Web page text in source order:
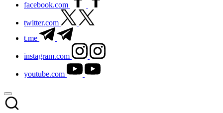
facebook.com
twitter.com
t.me
instagram.com
youtube.com